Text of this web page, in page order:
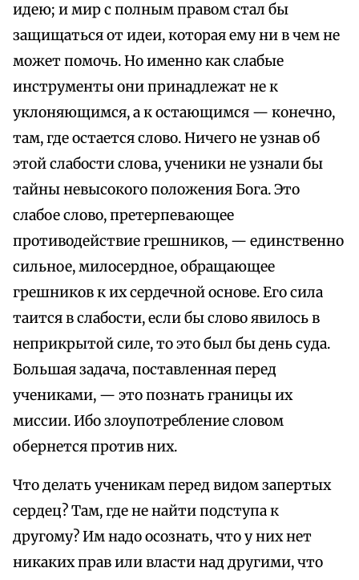
идею; и мир с полным правом стал бы
защищаться от идеи, которая ему ни в чем не
может помочь. Но именно как слабые
инструменты они принадлежат не к
уклоняющимся, а к остающимся — конечно,
там, где остается слово. Ничего не узнав об
этой слабости слова, ученики не узнали бы
тайны невысокого положения Бога. Это
слабое слово, претерпевающее
противодействие грешников, — единственно
сильное, милосердное, обращающее
грешников к их сердечной основе. Его сила
таится в слабости, если бы слово явилось в
неприкрытой силе, то это был бы день суда.
Большая задача, поставленная перед
учениками, — это познать границы их
миссии. Ибо злоупотребление словом
обернется против них.
Что делать ученикам перед видом запертых
сердец? Там, где не найти подступа к
другому? Им надо осознать, что у них нет
никаких прав или власти над другими, что